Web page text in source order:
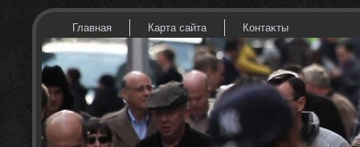
Главная Карта сайта Контаκты